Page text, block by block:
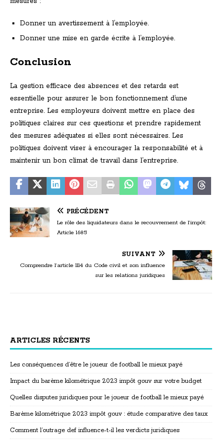
Donner un avertissement à l’employée.
Donner une mise en garde écrite à l’employée.
Conclusion
La gestion efficace des absences et des retards est
essentielle pour assurer le bon fonctionnement d’une
entreprise. Les employeurs doivent mettre en place des
politiques claires sur ces questions et prendre rapidement
des mesures adéquates si elles sont nécessaires. Les
politiques doivent viser à encourager la responsabilité et à
maintenir un bon climat de travail dans l’entreprise.
PRÉCÉDENT
Le rôle des liquidateurs dans le recouvrement de l’impôt:
Article 1685
SUIVANT
Comprendre l’article 1114 du Code civil et son influence
sur les relations juridiques
ARTICLES RÉCENTS
Les conséquences d’être le joueur de football le mieux payé
Impact du barème kilométrique 2023 impôt gouv sur votre budget
Quelles disputes juridiques pour le joueur de football le mieux payé
Barème kilométrique 2023 impôt gouv : étude comparative des taux
Comment l’outrage def influence-t-il les verdicts juridiques